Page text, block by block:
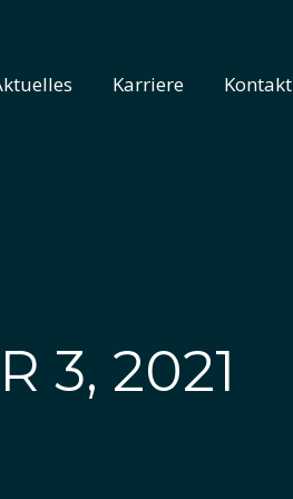
Karriere Kontakt
3, 2021